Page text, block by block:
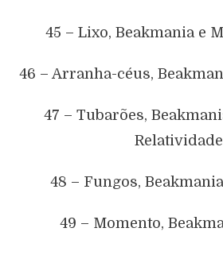
45 – Lixo, Beakmania e
46 – Arranha-céus,
47 – Tubarões,
Relatividade
48 – Fungos,
49 – Momento,